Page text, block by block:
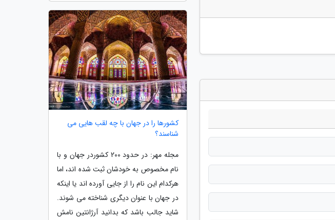
کشورها را در جهان با چه لقب هایی می
شناسند؟
مجله مهر: در حدود 200 کشوردر جهان و با
نام مخصوص به خودشان ثبت شده اند، اما
هرکدام این نام را از جایی آورده اند یا اینکه
در جهان با عنوان دیگری شناخته می شوند.
شاید جالب باشد که بدانید آرژانتین نامش